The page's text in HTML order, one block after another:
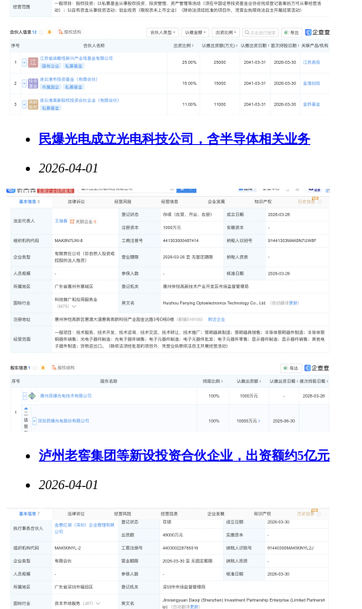
民爆光电成立光电科技公司，含半导体相关业务
2026-04-01
泸州老窖集团等新设投资合伙企业，出资额约5亿元
2026-04-01